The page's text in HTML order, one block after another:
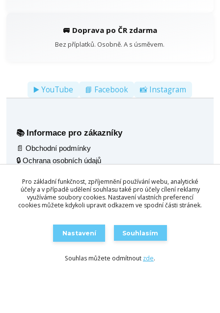
🚐 Doprava po ČR zdarma
Bez příplatků. Osobně. A s úsměvem.
▶️ YouTube 📘 Facebook 📸 Instagram
📚 Informace pro zákazníky
📄 Obchodní podmínky
🔒 Ochrana osobních údajů
🖼️ Fotogalerie
🌟 Reference
💬 Poradenský servis
🎱 Kulečník jídelní 2v1
🛋️ Konferenční stůl 3v1
Pro základní funkčnost, zpříjemnění používání webu, analytické
účely a v případě udělení souhlasu také pro účely cílení reklamy
využíváme soubory cookies. Nastavení vlastních preferencí
cookies můžete kdykoli upravit odkazem ve spodní části stránek.
Nastavení Souhlasím
Souhlas můžete odmítnout zde.